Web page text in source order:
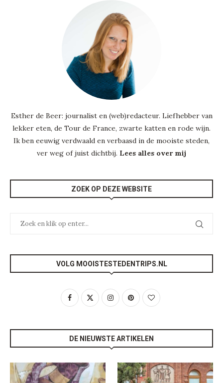
Esther de Beer: journalist en (web)redacteur. Liefhebber van
lekker eten, de Tour de France, zwarte katten en rode wijn.
Ik ben eeuwig verdwaald en verbaasd in de mooiste steden,
ver weg of juist dichtbij. Lees alles over mij
ZOEK OP DEZE WEBSITE
VOLG MOOISTESTEDENTRIPS.NL
DE NIEUWSTE ARTIKELEN